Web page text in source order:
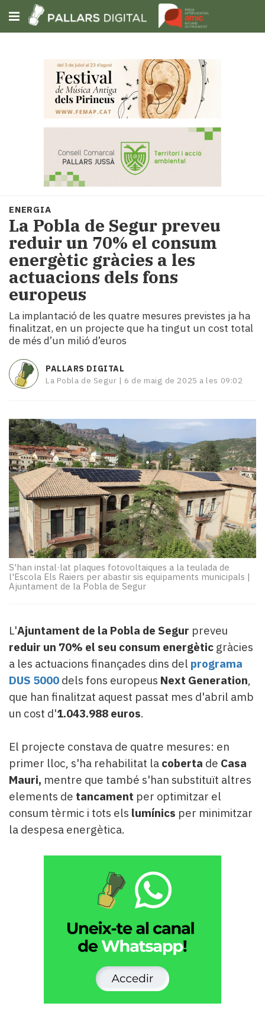
Subscriu-t'hi
Portada
Societat
Política
i
municipis
Economia
i
turisme
Cultura
Esports
Mai
tant!
TV
i
mitjans
Reportatges
Entrevistes
Enquestes
A
escena!
Dis
la
teva!
Subscriptors
La
newsletter
del
Pallars
Lo
més
llegit...
Editorial
ENERGIA
La Pobla de Segur preveu
reduir un 70% el consum
energètic gràcies a les
actuacions dels fons
europeus
La implantació de les quatre mesures previstes ja ha
finalitzat, en un projecte que ha tingut un cost total
de més d’un milió d’euros
PALLARS DIGITAL
La Pobla de Segur | 6 de maig de 2025 a les 09:02
S'han instal·lat plaques fotovoltaiques a la teulada de
l'Escola Els Raiers per abastir sis equipaments municipals |
Ajuntament de la Pobla de Segur
L'Ajuntament de la Pobla de Segur preveu
reduir un 70% el seu consum energètic gràcies
a les actuacions finançades dins del programa
DUS 5000 dels fons europeus Next Generation,
que han finalitzat aquest passat mes d'abril amb
un cost d'1.043.988 euros.
El projecte constava de quatre mesures: en
primer lloc, s'ha rehabilitat la coberta de Casa
Mauri, mentre que també s'han substituït altres
elements de tancament per optimitzar el
consum tèrmic i tots els lumínics per minimitzar
la despesa energètica.